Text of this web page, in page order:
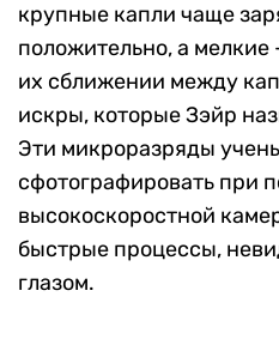
крупные капли чаще
положительно, а
их сближении между
искры, которые Зэйр
Эти микроразряды
сфотографировать при
высокоскоростной
быстрые процессы,
глазом.